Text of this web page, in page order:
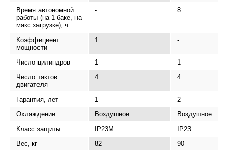
Время автономной
работы (на 1 баке, на
макс загрузке), ч
- 8
Коэффициент
мощности
1 -
Число цилиндров 1
1
Число тактов
двигателя
4 4
Гарантия, лет 1
2
Охлаждение
Воздушное
Воздушное
Класс защиты
IP23M
IP23
Вес, кг
82
90